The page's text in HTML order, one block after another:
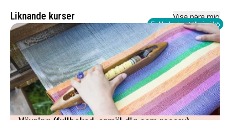
Liknande kurser Visa nära mig
Fullbokad - ställ dig i kö